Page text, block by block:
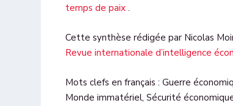
temps de paix.
Cette synthèse rédigée par Nicolas
Revue internationale d’intelligence
Mots clefs en français : Guerre
Monde immatériel, Sécurité